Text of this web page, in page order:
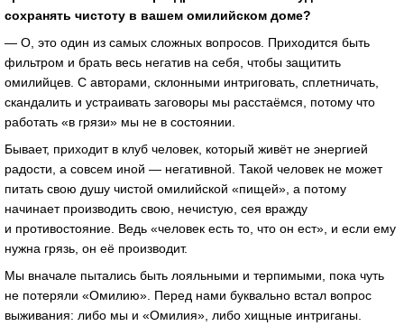
сохранять чистоту в вашем омилийском доме?
— О, это один из самых сложных вопросов. Приходится быть
фильтром и брать весь негатив на себя, чтобы защитить
омилийцев. С авторами, склонными интриговать, сплетничать,
скандалить и устраивать заговоры мы расстаёмся, потому что
работать «в грязи» мы не в состоянии.
Бывает, приходит в клуб человек, который живёт не энергией
радости, а совсем иной — негативной. Такой человек не может
питать свою душу чистой омилийской «пищей», а потому
начинает производить свою, нечистую, сея вражду
и противостояние. Ведь «человек есть то, что он ест», и если ему
нужна грязь, он её производит.
Мы вначале пытались быть лояльными и терпимыми, пока чуть
не потеряли «Омилию». Перед нами буквально встал вопрос
выживания: либо мы и «Омилия», либо хищные интриганы.